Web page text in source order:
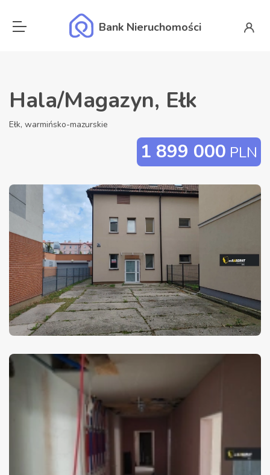
Bank Nieruchomości
Hala/Magazyn, Ełk
Ełk, warmińsko-mazurskie
1 899 000 PLN